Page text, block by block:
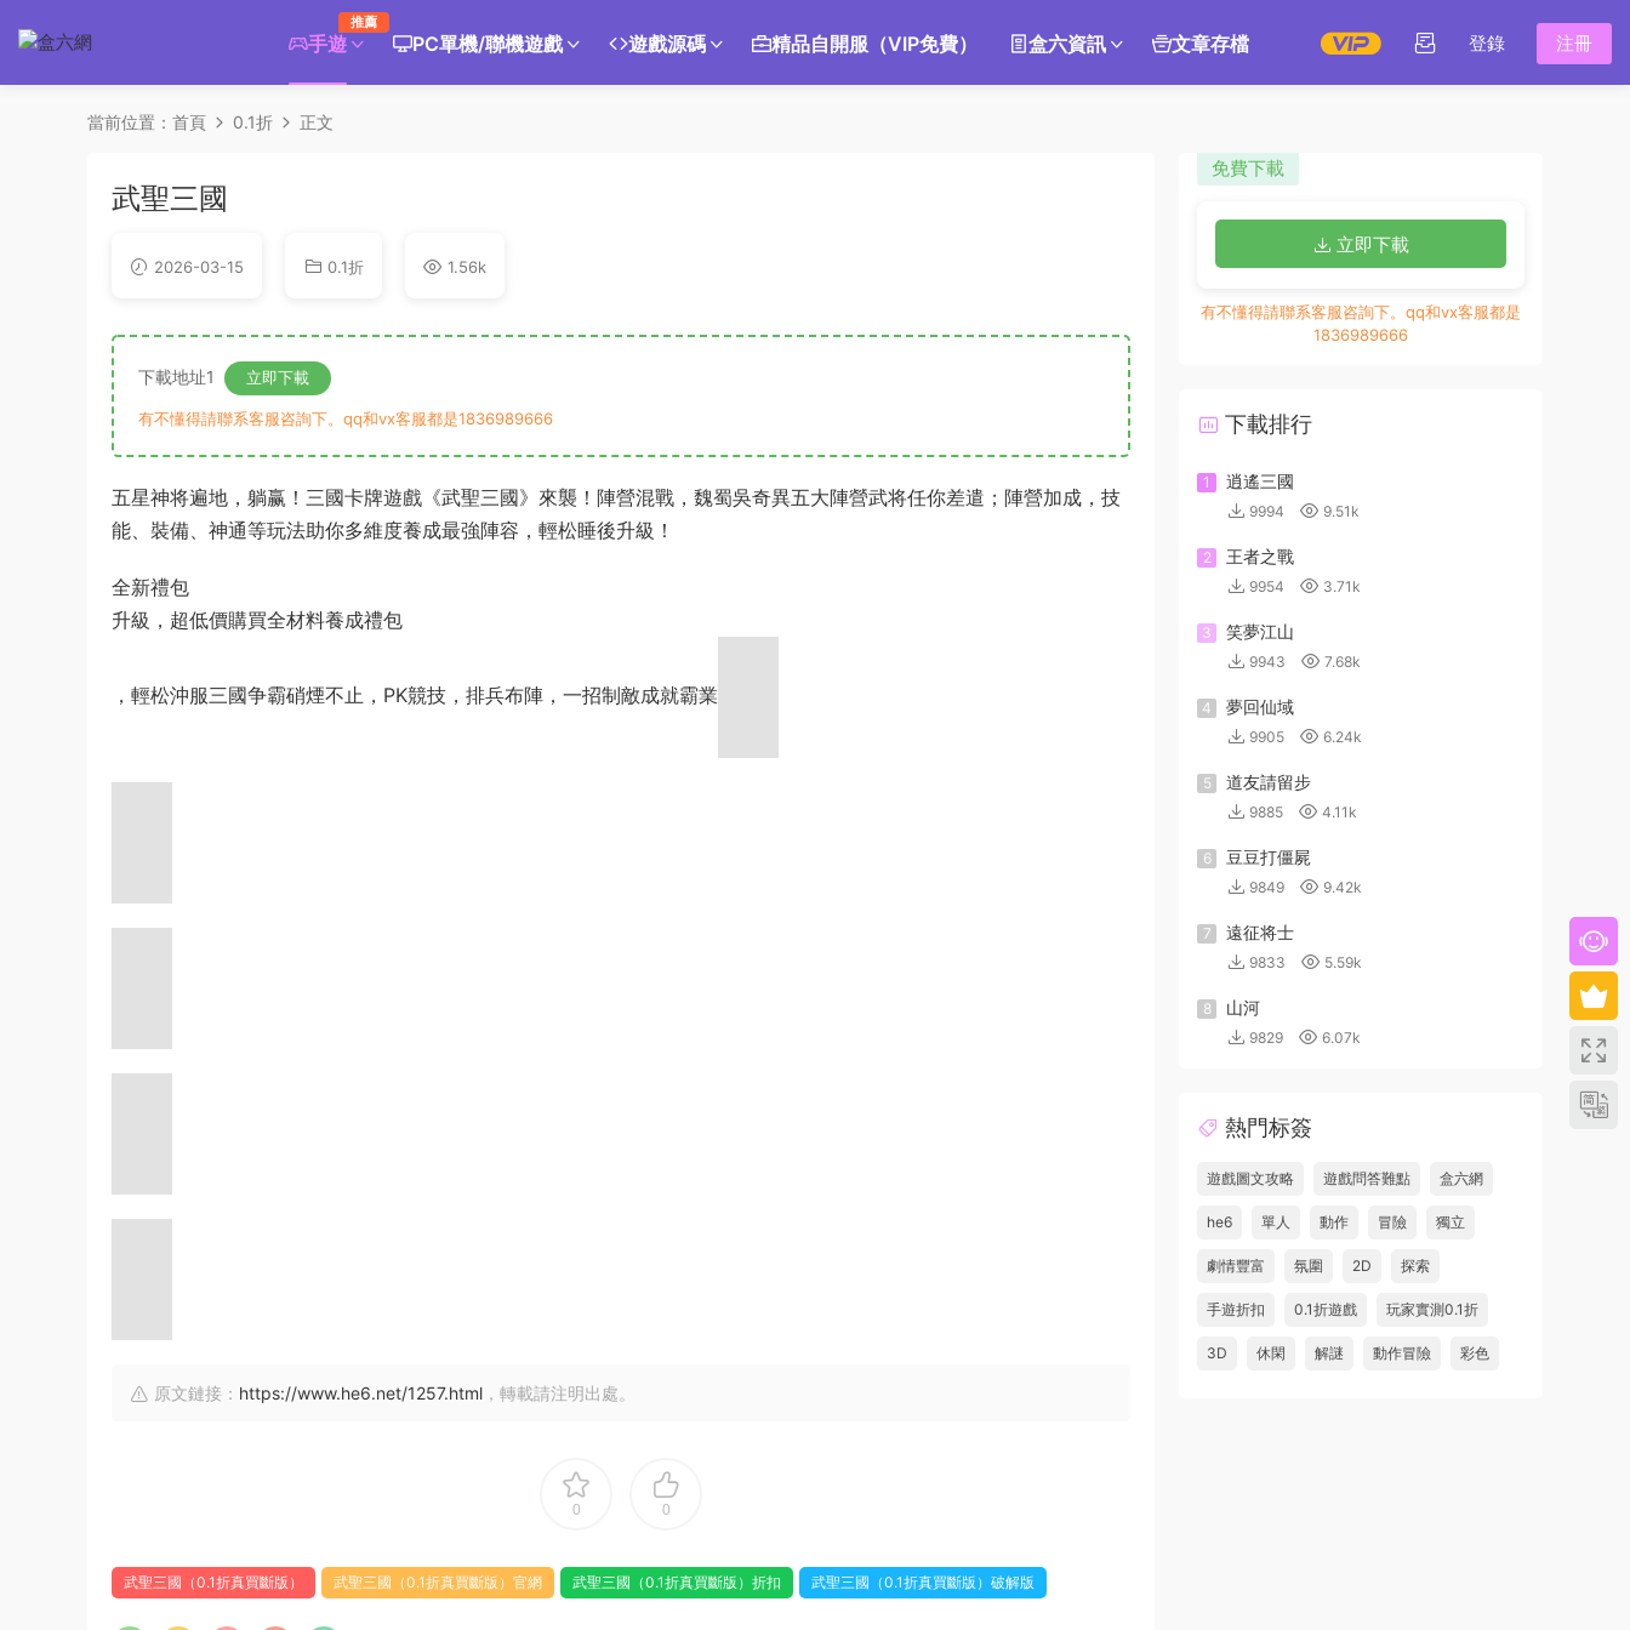
手遊
推薦
PC單機/聯機遊戲 遊戲源碼 精品自開服（VIP免費） 盒六資訊 文章存檔 登錄 注冊
當前位置： 首頁 0.1折 正文
武聖三國
2026-03-15 0.1折 1.56k
下載地址1 立即下載
有不懂得請聯系客服咨詢下。qq和vx客服都是1836989666
五星神将遍地，躺赢！三國卡牌遊戲《武聖三國》來襲！陣營混戰，魏蜀吳奇異五大陣營武将任你差遣；陣營加成，技
能、裝備、神通等玩法助你多維度養成最強陣容，輕松睡後升級！
全新禮包
升級，超低價購買全材料養成禮包
，輕松沖服三國争霸硝煙不止，PK競技，排兵布陣，一招制敵成就霸業
原文鏈接： https://www.he6.net/1257.html ，轉載請注明出處。
0 0
武聖三國（0.1折真買斷版） 武聖三國（0.1折真買斷版）官網 武聖三國（0.1折真買斷版）折扣 武聖三國（0.1折真買斷版）破解版
免費下載
立即下載
有不懂得請聯系客服咨詢下。qq和vx客服都是
1836989666
下載排行
1 逍遙三國
9994 9.51k
2 王者之戰
9954 3.71k
3 笑夢江山
9943 7.68k
4 夢回仙域
9905 6.24k
5 道友請留步
9885 4.11k
6 豆豆打僵屍
9849 9.42k
7 遠征将士
9833 5.59k
8 山河
9829 6.07k
熱門标簽
遊戲圖文攻略 遊戲問答難點 盒六網
he6 單人 動作 冒險 獨立
劇情豐富 氛圍 2D 探索
手遊折扣 0.1折遊戲 玩家實測0.1折
3D 休閑 解謎 動作冒險 彩色